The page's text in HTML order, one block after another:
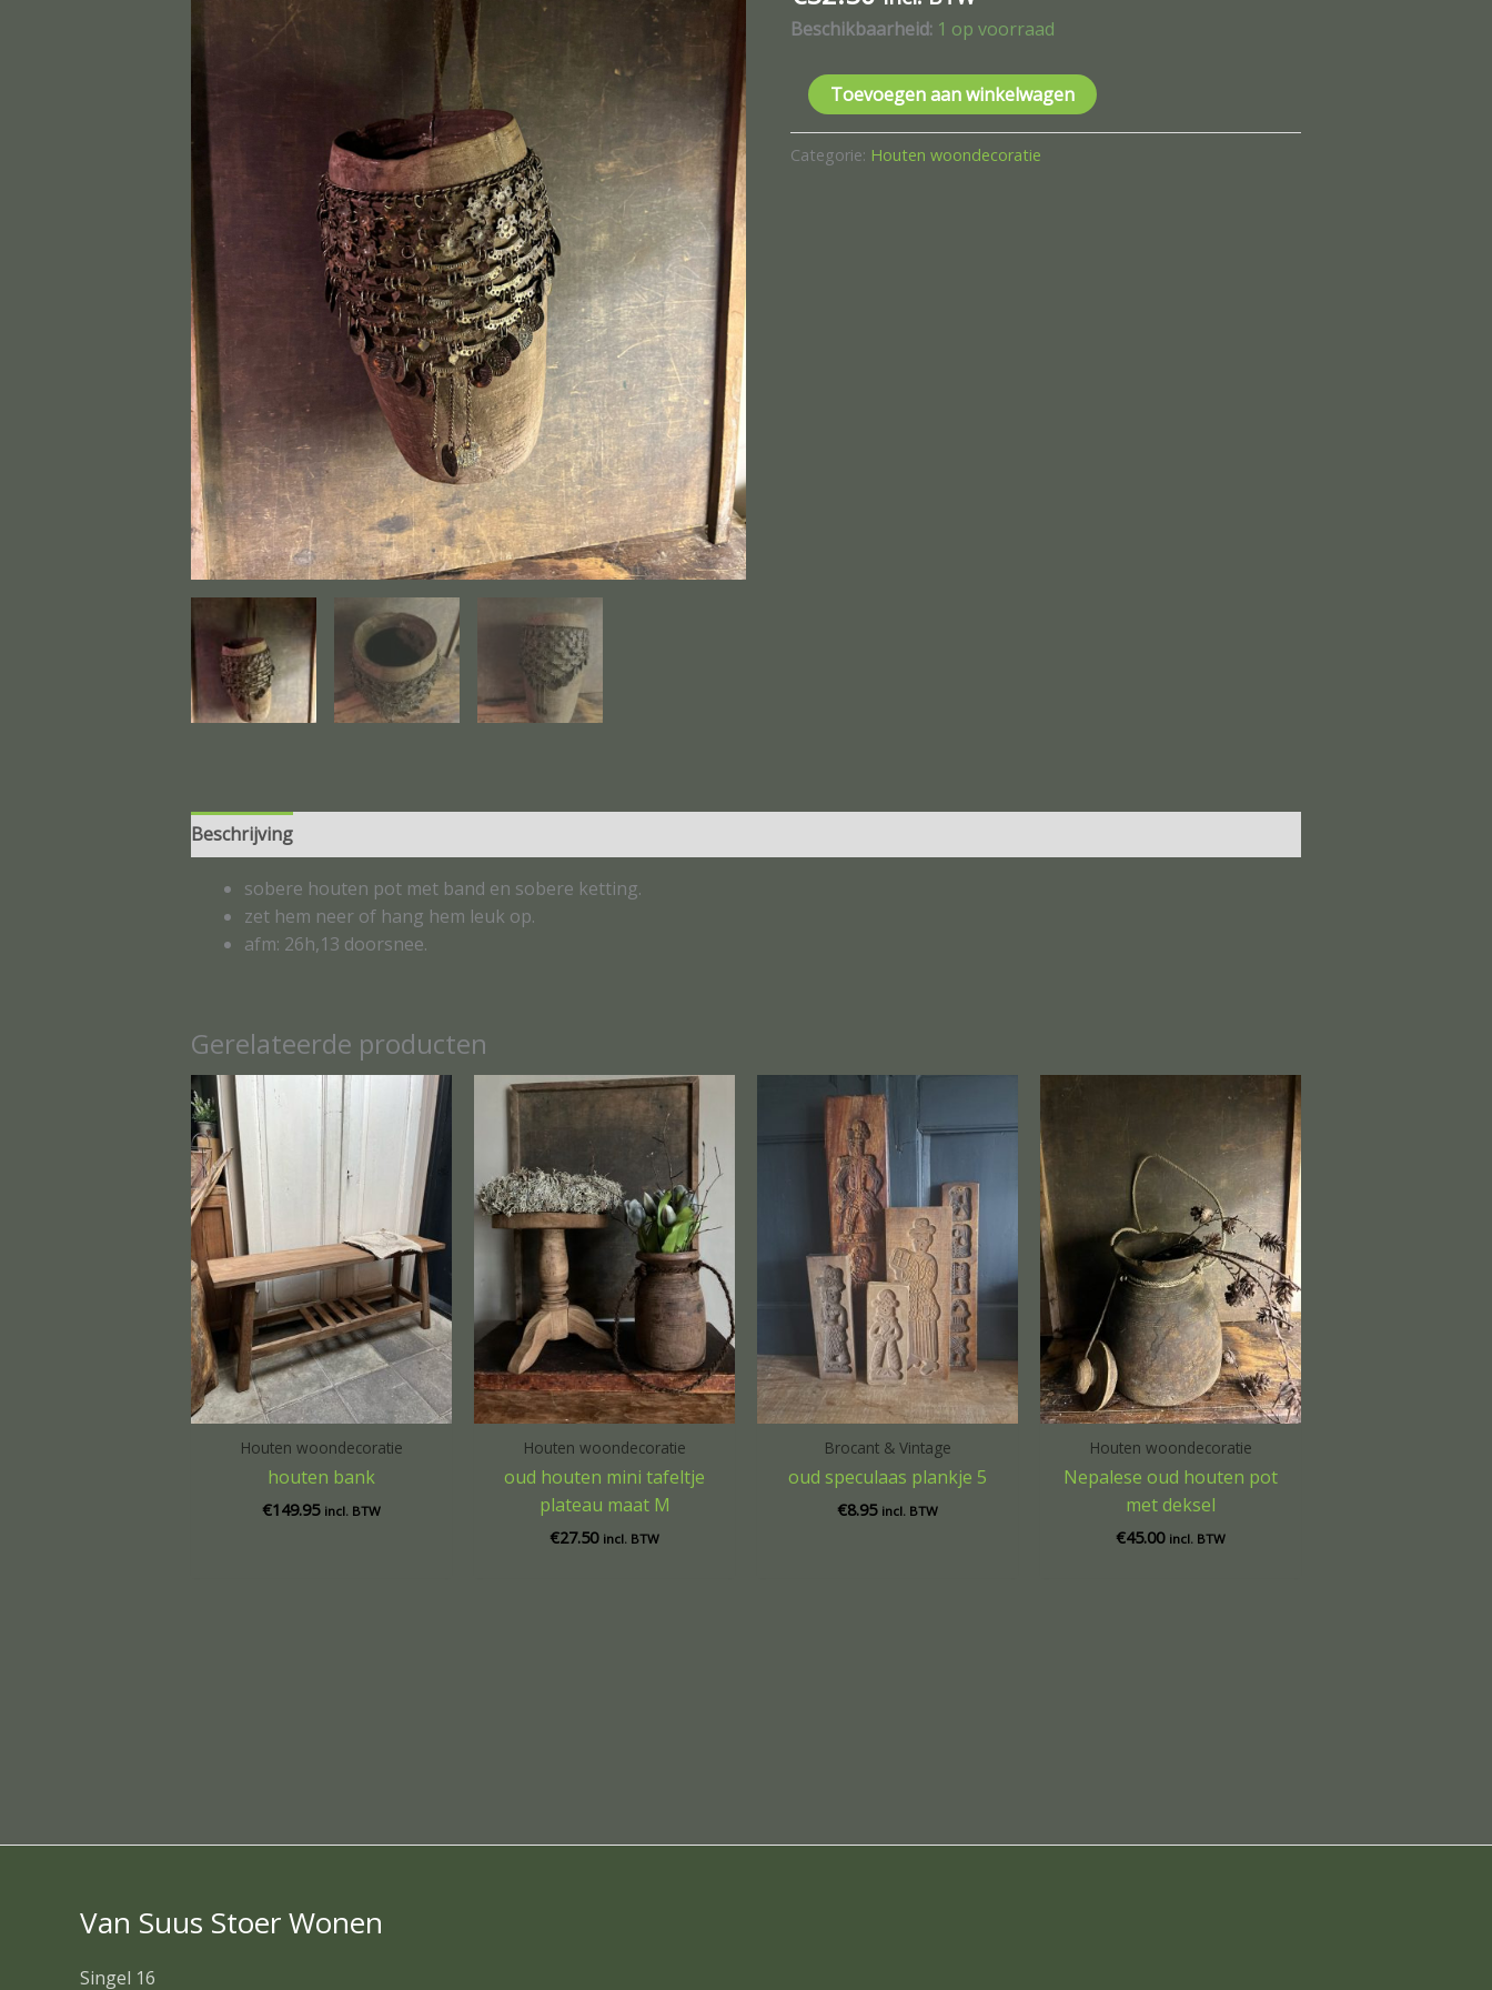
Beschikbaarheid: 1 op voorraad
Toevoegen aan winkelwagen
Categorie: Houten woondecoratie
Beschrijving
sobere houten pot met band en sobere ketting.
zet hem neer of hang hem leuk op.
afm: 26h,13 doorsnee.
Gerelateerde producten
Houten woondecoratie
houten bank
€149.95 incl. BTW
Houten woondecoratie
oud houten mini tafeltje
plateau maat M
€27.50 incl. BTW
Brocant & Vintage
oud speculaas plankje 5
€8.95 incl. BTW
Houten woondecoratie
Nepalese oud houten pot
met deksel
€45.00 incl. BTW
Van Suus Stoer Wonen
Singel 16